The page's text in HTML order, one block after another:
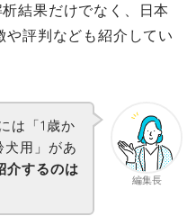
結果だけでなく、日本
評判なども紹介してい
編集長
は「1歳か
犬用」があ
介するのは